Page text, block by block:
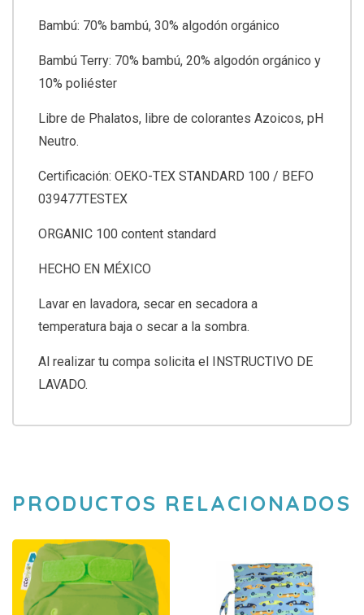
Bambú: 70% bambú, 30% algodón orgánico
Bambú Terry: 70% bambú, 20% algodón orgánico y
10% poliéster
Libre de Phalatos, libre de colorantes Azoicos, pH
Neutro.
Certificación: OEKO-TEX STANDARD 100 / BEFO
039477TESTEX
ORGANIC 100 content standard
HECHO EN MÉXICO
Lavar en lavadora, secar en secadora a
temperatura baja o secar a la sombra.
Al realizar tu compa solicita el INSTRUCTIVO DE
LAVADO.
PRODUCTOS RELACIONADOS